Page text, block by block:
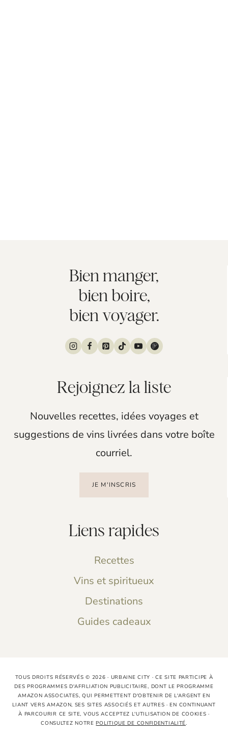
Bien manger,
bien boire,
bien voyager.
Rejoignez la liste
Nouvelles recettes, idées voyages et
suggestions de vins livrées dans votre boîte
courriel.
JE M'INSCRIS
Liens rapides
Recettes
Vins et spiritueux
Destinations
Guides cadeaux
TOUS DROITS RÉSERVÉS © 2026 · URBAINE CITY · CE SITE PARTICIPE À
DES PROGRAMMES D'AFFILIATION PUBLICITAIRE, DONT LE PROGRAMME
AMAZON ASSOCIATES, QUI PERMETTENT D'OBTENIR DE L'ARGENT EN
LIANT VERS AMAZON, SES SITES ASSOCIÉS ET AUTRES · EN CONTINUANT
À PARCOURIR CE SITE, VOUS ACCEPTEZ L'UTILISATION DE COOKIES ·
CONSULTEZ NOTREPOLITIQUE DE CONFIDENTIALITÉ.